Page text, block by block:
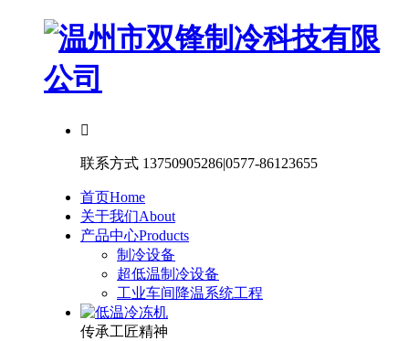

联系方式 13750905286|0577-86123655
首页Home
关于我们About
产品中心Products
制冷设备
超低温制冷设备
工业车间降温系统工程
传承工匠精神